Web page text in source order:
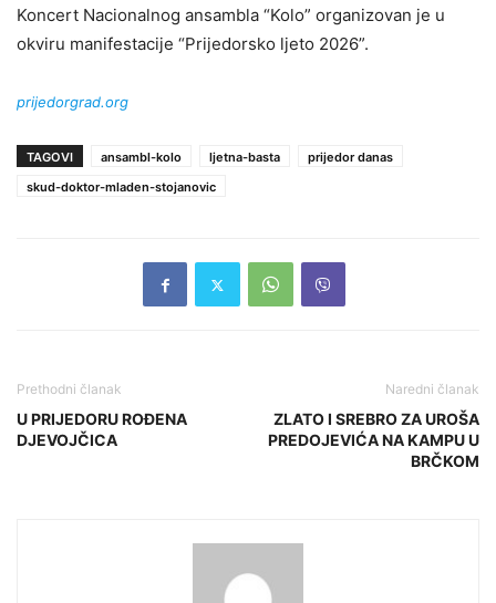
Koncert Nacionalnog ansambla “Kolo” organizovan je u
okviru manifestacije “Prijedorsko ljeto 2026”.
prijedorgrad.org
TAGOVI ansambl-kolo ljetna-basta
prijedor danas
skud-doktor-mladen-stojanovic
Prethodni članak
U PRIJEDORU ROĐENA
DJEVOJČICA
Naredni članak
ZLATO I SREBRO ZA UROŠA
PREDOJEVIĆA NA KAMPU U
BRČKOM